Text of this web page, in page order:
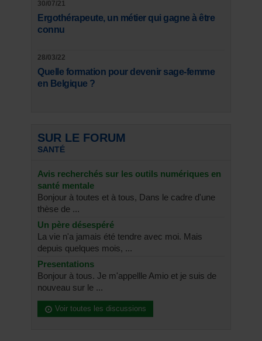
30/07/21
Ergothérapeute, un métier qui gagne à être
connu
28/03/22
Quelle formation pour devenir sage-femme
en Belgique ?
SUR LE FORUM
SANTÉ
Avis recherchés sur les outils numériques en
santé mentale
Bonjour à toutes et à tous, Dans le cadre d'une
thèse de ...
Un père désespéré
La vie n'a jamais été tendre avec moi. Mais
depuis quelques mois, ...
Presentations
Bonjour à tous. Je m'appellle Amio et je suis de
nouveau sur le ...
Voir toutes les discussions